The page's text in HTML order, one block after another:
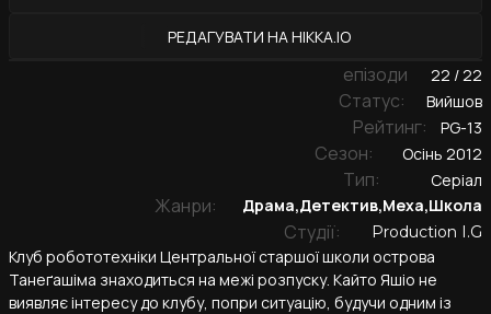
РЕДАГУВАТИ НА HIKKA.IO
22 / 22
епізоди
Вийшов
Cтатус:
PG-13
Рейтинг:
Осінь 2012
Cезон:
Серіал
Тип:
Драма,Детектив,Меха,Школа
Жанри:
Production I.G
Студії:
Клуб робототехніки Центральної старшої школи острова
Танеґашіма знаходиться на межі розпуску. Кайто Яшіо не
виявляє інтересу до клубу, попри ситуацію, будучи одним із